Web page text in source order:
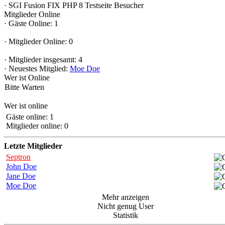
· SGI Fusion FIX PHP 8 Testseite Besucher
Mitglieder Online
· Gäste Online: 1
· Mitglieder Online: 0
· Mitglieder insgesamt: 4
· Neuestes Mitglied: Moe Doe
Wer ist Online
Bitte Warten
Wer ist online
Gäste online: 1
Mitglieder online: 0
Letzte Mitglieder
Septron
John Doe
Jane Doe
Moe Doe
Mehr anzeigen
Nicht genug User
Statistik